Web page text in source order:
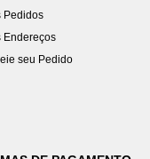
Pedidos
Endereços
seu Pedido